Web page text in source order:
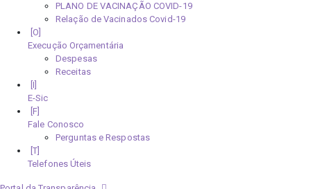
PLANO DE VACINAÇÃO COVID-19
Relação de Vacinados Covid-19
Execução Orçamentária
Despesas
Receitas
E-Sic
Fale Conosco
Perguntas e Respostas
Telefones Úteis